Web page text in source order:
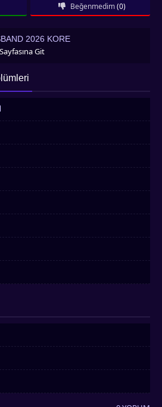
Beğenmedim (0)
2026 KORE
Git